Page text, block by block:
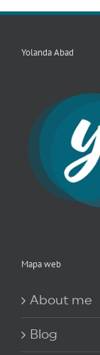
Yolanda Abad
Mapa web
About me
Blog